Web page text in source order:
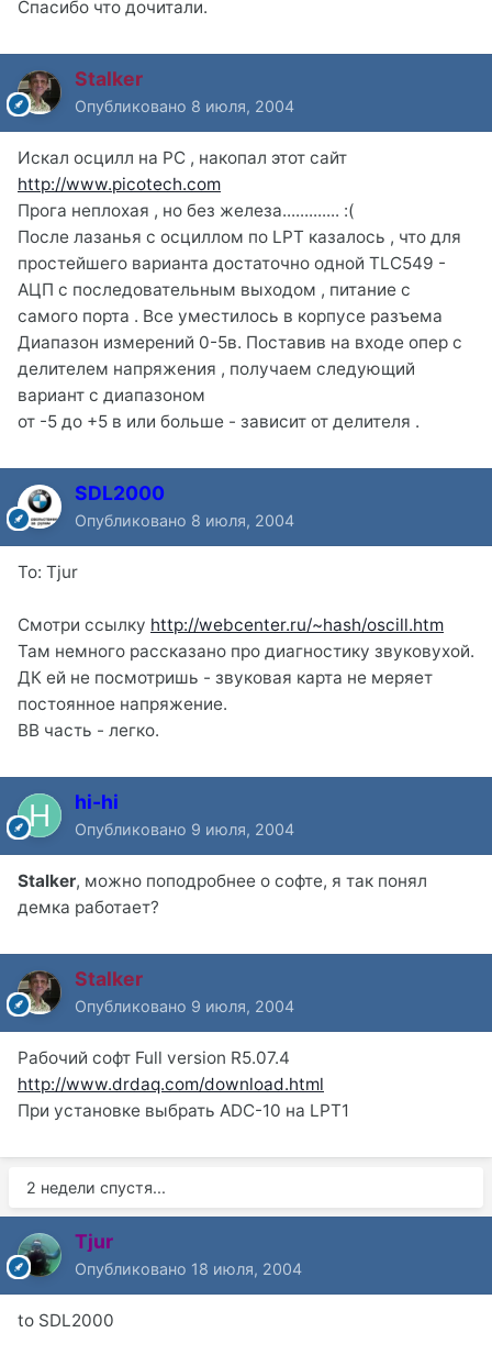
Спасибо что дочитали.
Stalker
Опубликовано 8 июля, 2004
Искал осцилл на PC , накопал этот сайт
http://www.picotech.com
Прога неплохая , но без железа............. :(
После лазанья с осциллом по LPT казалось , что для
простейшего варианта достаточно одной TLC549 -
АЦП с последовательным выходом , питание с
самого порта . Все уместилось в корпусе разъема
Диапазон измерений 0-5в. Поставив на входе опер с
делителем напряжения , получаем следующий
вариант с диапазоном
от -5 до +5 в или больше - зависит от делителя .
SDL2000
Опубликовано 8 июля, 2004
To: Tjur
Смотри ссылку http://webcenter.ru/~hash/oscill.htm
Там немного рассказано про диагностику звуковухой.
ДК ей не посмотришь - звуковая карта не меряет
постоянное напряжение.
ВВ часть - легко.
hi-hi
Опубликовано 9 июля, 2004
Stalker, можно поподробнее о софте, я так понял
демка работает?
Stalker
Опубликовано 9 июля, 2004
Рабочий софт Full version R5.07.4
http://www.drdaq.com/download.html
При установке выбрать ADC-10 на LPT1
2 недели спустя...
Tjur
Опубликовано 18 июля, 2004
to SDL2000